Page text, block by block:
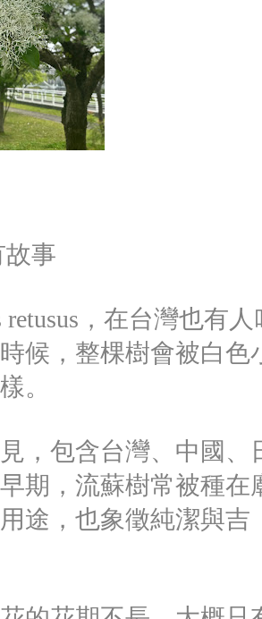
事
，在台灣也有人
候，整棵樹會被白色
。
，包含台灣、中國、
期，流蘇樹常被種在
途，也象徵純潔與吉